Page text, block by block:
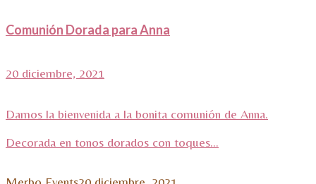
Comunión Dorada para Anna
20 diciembre, 2021
Damos la bienvenida a la bonita comunión de Anna.
Decorada en tonos dorados con toques...